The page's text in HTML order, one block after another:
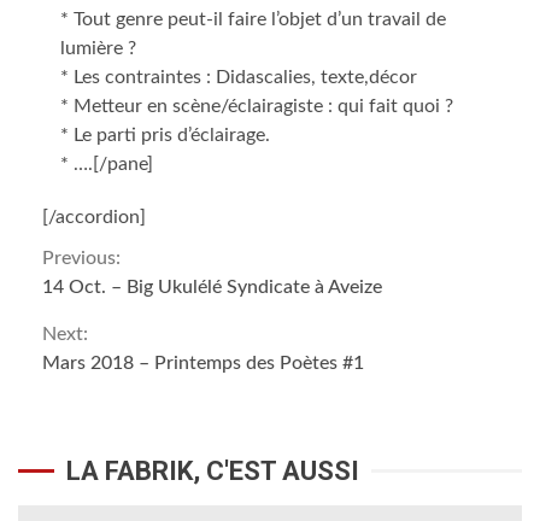
* Tout genre peut-il faire l’objet d’un travail de
lumière ?
* Les contraintes : Didascalies, texte,décor
* Metteur en scène/éclairagiste : qui fait quoi ?
* Le parti pris d’éclairage.
* ….[/pane]
[/accordion]
Continue
Reading
Previous:
14 Oct. – Big Ukulélé Syndicate à Aveize
Next:
Mars 2018 – Printemps des Poètes #1
LA FABRIK, C'EST AUSSI